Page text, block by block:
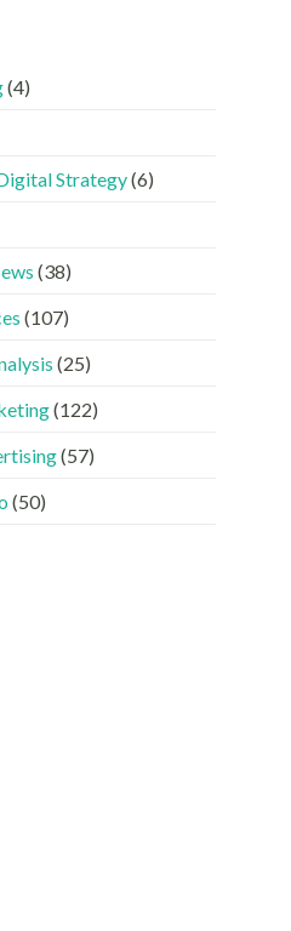
？〉
(4)
Strategy(6)
(38)
(107)
(25)
(122)
(57)
(50)